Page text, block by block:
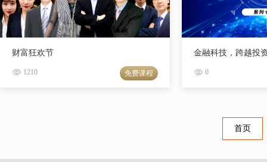
财富狂欢节
1210 免费课程
金融科技，跨越投
0
首页